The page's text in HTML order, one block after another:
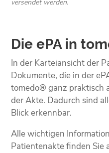
versendet werden.
Die ePA in
In der Karteiansicht der
Dokumente, die in der
tomedo® ganz praktisch
der Akte. Dadurch sind
Blick erkennbar.
Alle wichtigen
Patientenakte finden Sie